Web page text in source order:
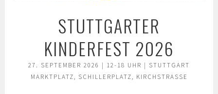
STUTTGARTER
KINDERFEST 2026
27. SEPTEMBER 2026 | 12-18 UHR | STUTTGART
MARKTPLATZ, SCHILLERPLATZ, KIRCHSTRASSE